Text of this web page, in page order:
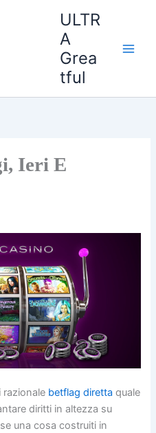
ULTR
A
Grea
tful
Ieri E
razionale betflag diretta quale
diritti in altezza su
una cosa costruiti in